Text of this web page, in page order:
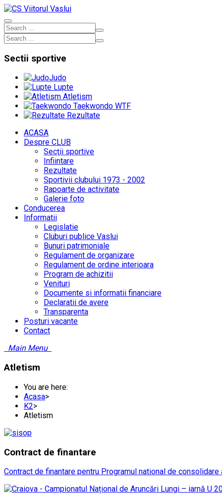
Sectii sportive
Judo
Lupte
Atletism
Taekwondo WTF
Rezultate
ACASA
Despre CLUB
Secţii sportive
Infiintare
Rezultate
Sportivii clubului 1973 - 2002
Rapoarte de activitate
Galerie foto
Conducerea
Informatii
Legislatie
Cluburi publice Vaslui
Bunuri patrimoniale
Regulament de organizare
Regulament de ordine interioara
Program de achizitii
Venituri
Documente si informatii financiare
Declaratii de avere
Transparenta
Posturi vacante
Contact
Main Menu
Atletism
You are here:
Acasa>
K2>
Atletism
Contract de finantare
Contract de finantare pentru Programul national de